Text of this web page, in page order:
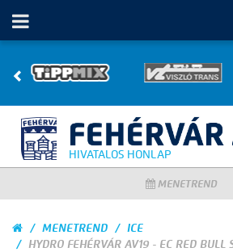
HIVATALOS HONLAP
MENETREND
MENETREND
ICE
HYDRO FEHÉRVÁR AV19 - EC RED BULL